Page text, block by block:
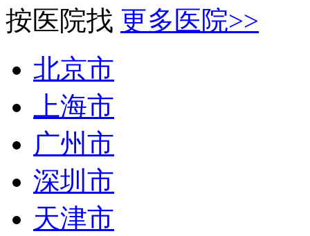
按医院找 更多医院>>
北京市
上海市
广州市
深圳市
天津市